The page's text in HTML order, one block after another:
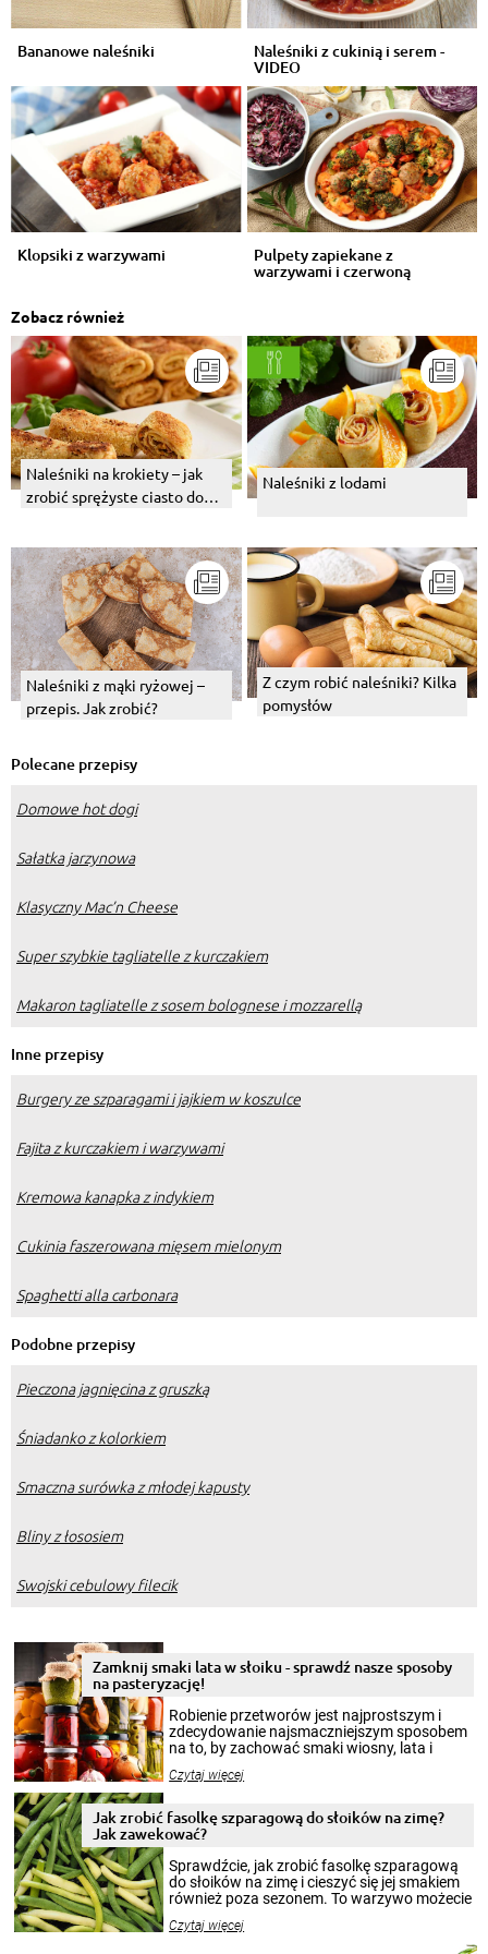
Bananowe naleśniki Naleśniki z cukinią i serem -
VIDEO
Klopsiki z warzywami Pulpety zapiekane z
warzywami i czerwoną
Zobacz również
Naleśniki na krokiety – jak
zrobić sprężyste ciasto do
Naleśniki z lodami
Naleśniki z mąki ryżowej –
przepis. Jak zrobić?
Z czym robić naleśniki? Kilka
pomysłów
Polecane przepisy
Domowe hot dogi
Sałatka jarzynowa
Klasyczny Mac’n Cheese
Super szybkie tagliatelle z kurczakiem
Makaron tagliatelle z sosem bolognese i mozzarellą
Inne przepisy
Burgery ze szparagami i jajkiem w koszulce
Fajita z kurczakiem i warzywami
Kremowa kanapka z indykiem
Cukinia faszerowana mięsem mielonym
Spaghetti alla carbonara
Podobne przepisy
Pieczona jagnięcina z gruszką
Śniadanko z kolorkiem
Smaczna surówka z młodej kapusty
Bliny z łososiem
Swojski cebulowy filecik
Zamknij smaki lata w słoiku - sprawdź nasze sposoby
na pasteryzację!
Robienie przetworów jest najprostszym i
zdecydowanie najsmaczniejszym sposobem
na to, by zachować smaki wiosny, lata i
krajobrazów, by cieszyć nimi oko w sezonie
pełni poczuć atmosferę cieplejszych
miesięcy. Przygotowanie słoików ze
smakowitą zawartością musi obejmować
patenty, które pozwolą zachować świeżość
przetworów.
Czytaj więcej
Jak zrobić fasolkę szparagową do słoików na zimę?
Jak zawekować?
Sprawdźcie, jak zrobić fasolkę szparagową
do słoików na zimę i cieszyć się jej smakiem
również poza sezonem. To warzywo możecie
nasze propozycje!
Czytaj więcej